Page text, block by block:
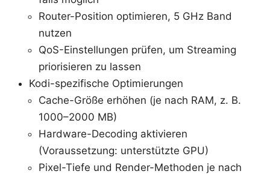
Router-Position optimieren, 5 GHz Band
nutzen
QoS-Einstellungen prüfen, um Streaming
priorisieren zu lassen
Kodi-spezifische Optimierungen
Cache-Größe erhöhen (je nach RAM, z. B.
1000–2000 MB)
Hardware-Decoding aktivieren
(Voraussetzung: unterstützte GPU)
Pixel-Tiefe und Render-Methoden je nach